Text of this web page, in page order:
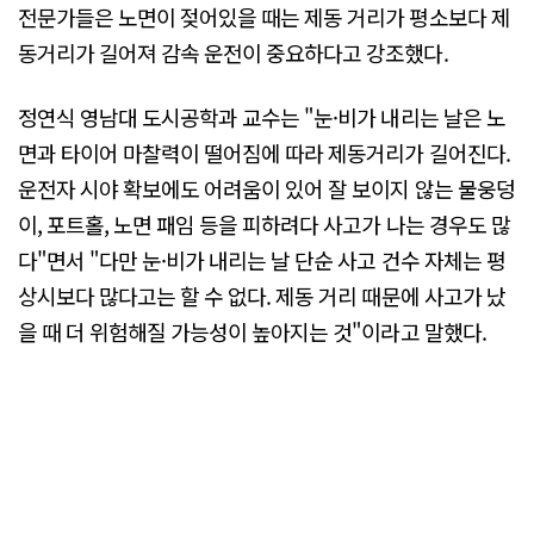
전문가들은 노면이 젖어있을 때는 제동 거리가 평소보다 제
동거리가 길어져 감속 운전이 중요하다고 강조했다.
정연식 영남대 도시공학과 교수는 "눈·비가 내리는 날은 노
면과 타이어 마찰력이 떨어짐에 따라 제동거리가 길어진다.
운전자 시야 확보에도 어려움이 있어 잘 보이지 않는 물웅덩
이, 포트홀, 노면 패임 등을 피하려다 사고가 나는 경우도 많
다"면서 "다만 눈·비가 내리는 날 단순 사고 건수 자체는 평
상시보다 많다고는 할 수 없다. 제동 거리 때문에 사고가 났
을 때 더 위험해질 가능성이 높아지는 것"이라고 말했다.